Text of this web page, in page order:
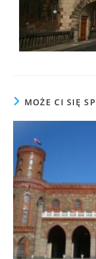
MOŻE CI SIĘ